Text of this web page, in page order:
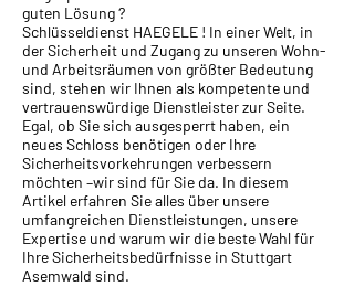
guten Lösung ?
Schlüsseldienst HAEGELE ! In einer Welt, in
der Sicherheit und Zugang zu unseren Wohn-
und Arbeitsräumen von größter Bedeutung
sind, stehen wir Ihnen als kompetente und
vertrauenswürdige Dienstleister zur Seite.
Egal, ob Sie sich ausgesperrt haben, ein
neues Schloss benötigen oder Ihre
Sicherheitsvorkehrungen verbessern
möchten –wir sind für Sie da. In diesem
Artikel erfahren Sie alles über unsere
umfangreichen Dienstleistungen, unsere
Expertise und warum wir die beste Wahl für
Ihre Sicherheitsbedürfnisse in Stuttgart
Asemwald sind.